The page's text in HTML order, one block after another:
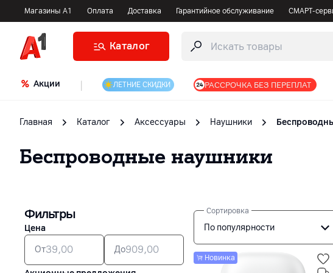
Магазины А1 Оплата Доставка Гарантийное обслуживание СМАРТ-
Каталог
Акции ЛЕТНИЕ СКИДКИ РАССРОЧКА БЕЗ ПЕРЕПЛАТ
Главная Каталог Аксессуары Наушники
Беспроводные наушники
Фильтры
Цена
От До
Сортировка
По популярности
Новинка